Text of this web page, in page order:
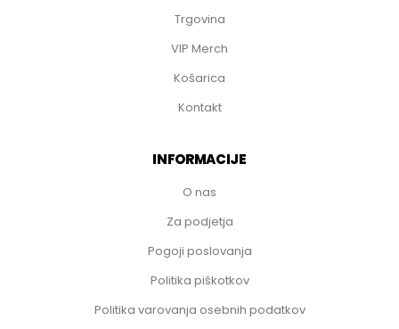
Trgovina
VIP Merch
Košarica
Kontakt
INFORMACIJE
O nas
Za podjetja
Pogoji poslovanja
Politika piškotkov
Politika varovanja osebnih podatkov